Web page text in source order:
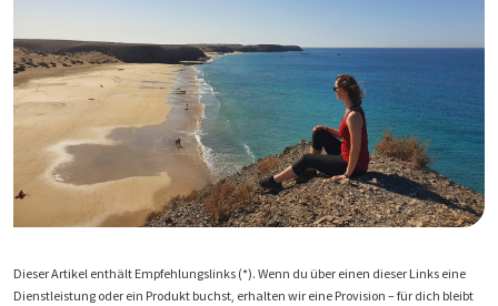
Dieser Artikel enthält Empfehlungslinks (*). Wenn du über einen dieser Links eine
Dienstleistung oder ein Produkt buchst, erhalten wir eine Provision – für dich bleibt